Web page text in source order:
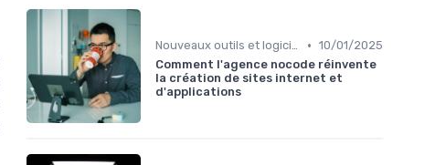
Nouveaux outils et logiciels • 10/01/2025
Comment l'agence nocode réinvente
la création de sites internet et
d'applications